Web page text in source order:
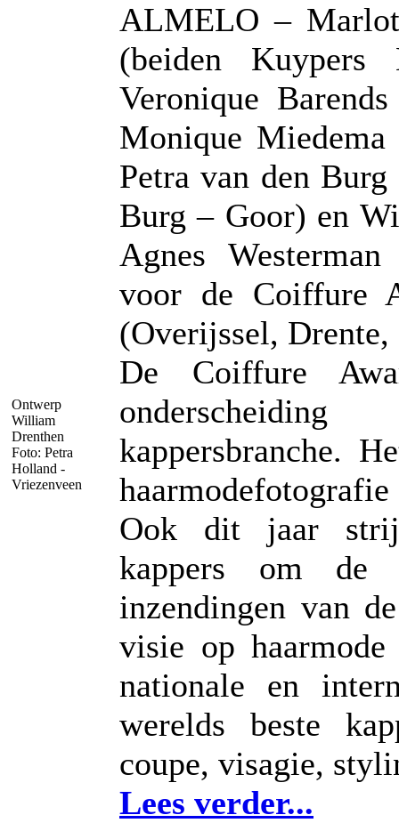
Ontwerp
William
Drenthen
Foto: Petra
Holland -
Vriezenveen
ALMELO –
(beiden
Veronique
Monique
Petra van den
Burg – Goor) en
Agnes
voor de Coiffure
(Overijssel,
De Coiffure
kappersbranche.
Ook dit jaar
kappers om de
inzendingen van
visie op
nationale en
werelds beste
coupe, visagie,
Lees verder...